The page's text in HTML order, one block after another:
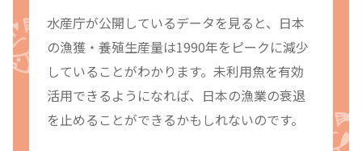
水産庁が公開しているデータを見ると、日本
の漁獲・養殖生産量は1990年をピークに減少
していることがわかります。未利用魚を有効
活用できるようになれば、日本の漁業の衰退
を止めることができるかもしれないのです。